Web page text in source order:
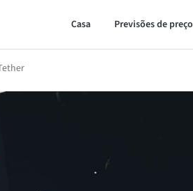
Casa Previsões de preço